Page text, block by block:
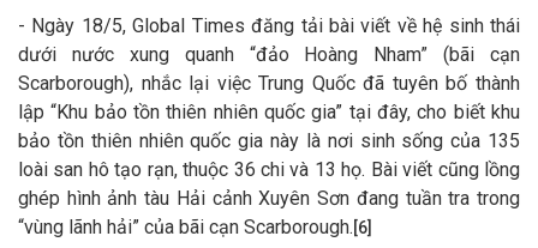
- Ngày 18/5, Global Times đăng tải bài viết về hệ sinh thái
dưới nước xung quanh “đảo Hoàng Nham” (bãi cạn
Scarborough), nhắc lại việc Trung Quốc đã tuyên bố thành
lập “Khu bảo tồn thiên nhiên quốc gia” tại đây, cho biết khu
bảo tồn thiên nhiên quốc gia này là nơi sinh sống của 135
loài san hô tạo rạn, thuộc 36 chi và 13 họ. Bài viết cũng lồng
ghép hình ảnh tàu Hải cảnh Xuyên Sơn đang tuần tra trong
“vùng lãnh hải” của bãi cạn Scarborough. [6]